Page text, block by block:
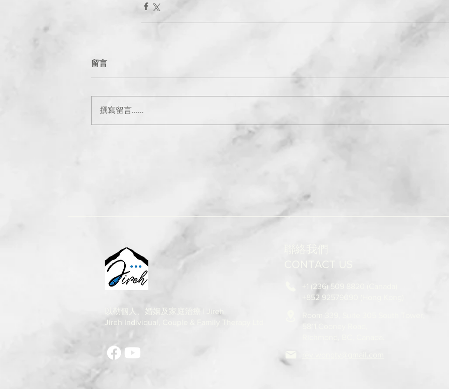
留言
撰寫留言......
以勒個人、婚姻及家庭治療 | Jireh
Jireh Individual, Couple & Family Therapy Ltd
CONTACT US
+1 (236) 509 8820 (Canada)
+852 92579090 (Hong Kong)